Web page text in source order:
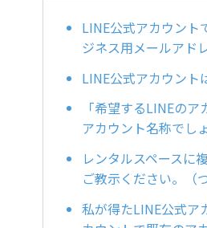
LINE公式アカウント
ジネス用メールアド
LINE公式アカウント
「希望するLINEの
アカウント名称でし
レンタルスペースに
ご教示ください。（
私が得たLINE公式ア